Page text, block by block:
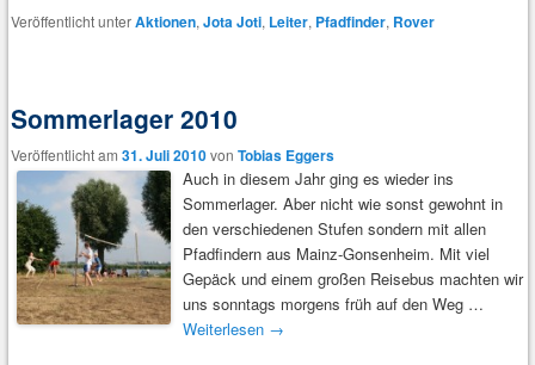
Veröffentlicht unterAktionen,Jota Joti, Leiter, Pfadfinder, Rover
Sommerlager 2010
Veröffentlicht am31. Juli 2010vonTobias Eggers
Auch in diesem Jahr ging es wieder ins
Sommerlager. Aber nicht wie sonst gewohnt in
den verschiedenen Stufen sondern mit allen
Pfadfindern aus Mainz-Gonsenheim. Mit viel
Gepäck und einem großen Reisebus machten wir
uns sonntags morgens früh auf den Weg …
Weiterlesen →